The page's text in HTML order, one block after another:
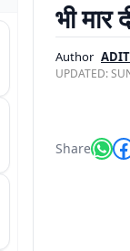
भी मार
Author
UPDATED:
Share